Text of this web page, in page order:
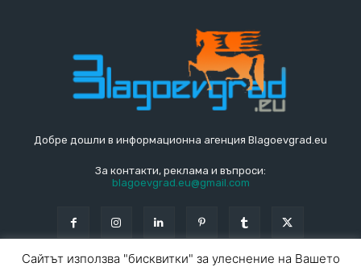
Добре дошли в информационна агенция Blagoevgrad.eu
За контакти, реклама и въпроси:
blagoevgrad.eu@gmail.com
Сайтът използва "бисквитки" за улеснение на Вашето